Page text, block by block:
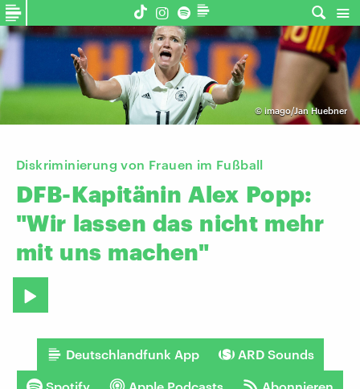
© imago/Jan Huebner
Diskriminierung von Frauen im Fußball
DFB-Kapitänin Alex Popp:
"Wir lassen das nicht mehr
mit uns machen"
Deutschlandfunk App ARD Sounds